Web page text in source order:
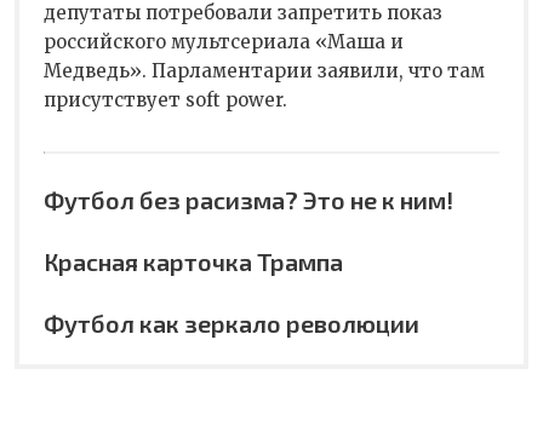
депутаты потребовали запретить показ
российского мультсериала «Маша и
Медведь». Парламентарии заявили, что там
присутствует soft power.
Футбол без расизма? Это не к ним!
Красная карточка Трампа
Футбол как зеркало революции